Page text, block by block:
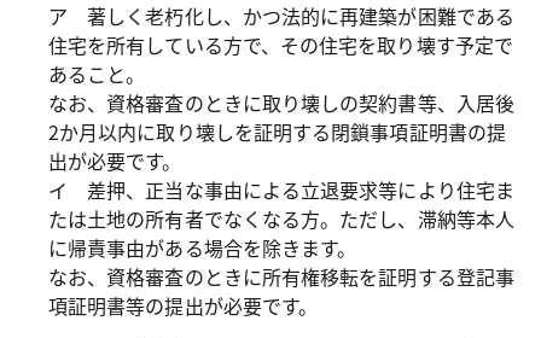
ア 著しく老朽化し、かつ法的に再建築が困難である
住宅を所有している方で、その住宅を取り壊す予定で
あること。
なお、資格審査のときに取り壊しの契約書等、入居後
2か月以内に取り壊しを証明する閉鎖事項証明書の提
出が必要です。
イ 差押、正当な事由による立退要求等により住宅ま
たは土地の所有者でなくなる方。ただし、滞納等本人
に帰責事由がある場合を除きます。
なお、資格審査のときに所有権移転を証明する登記事
項証明書等の提出が必要です。